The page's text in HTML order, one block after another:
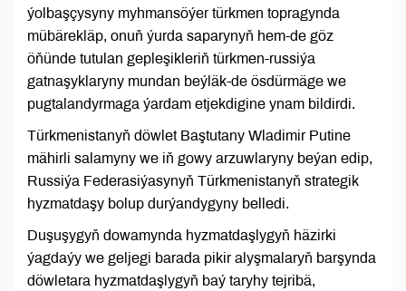
ýolbaşçysyny myhmansöýer türkmen topragynda
mübärekläp, onuň ýurda saparynyň hem-de göz
öňünde tutulan gepleşikleriň türkmen-russiýa
gatnaşyklaryny mundan beýläk-de ösdürmäge we
pugtalandyrmaga ýardam etjekdigine ynam bildirdi.
Türkmenistanyň döwlet Baştutany Wladimir Putine
mähirli salamyny we iň gowy arzuwlaryny beýan edip,
Russiýa Federasiýasynyň Türkmenistanyň strategik
hyzmatdaşy bolup durýandygyny belledi.
Duşuşygyň dowamynda hyzmatdaşlygyň häzirki
ýagdaýy we geljegi barada pikir alyşmalaryň barşynda
döwletara hyzmatdaşlygyň baý taryhy tejribä,